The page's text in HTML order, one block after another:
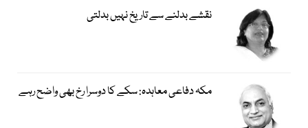
نقشے بدلنے سے تاریخ نہیں بدلتی
مکہ دفاعی معاہدہ: سکے کا دوسرا رخ بھی واضح رہے